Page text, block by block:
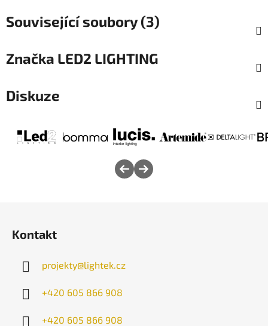
Související soubory (3)
Značka LED2 LIGHTING
Diskuze
Kontakt
projekty@lightek.cz
+420 605 866 908
+420 605 866 908